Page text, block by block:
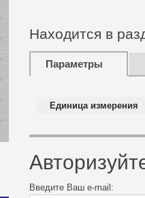
Находится в
Параметры
Единица измерения
Введите Ваш e-mail: